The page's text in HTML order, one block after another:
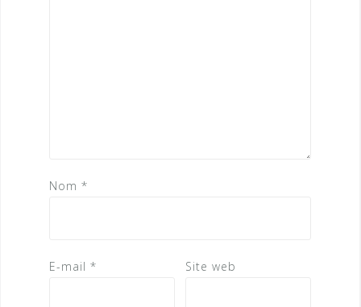
Nom *
E-mail * Site web